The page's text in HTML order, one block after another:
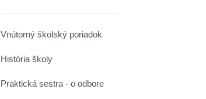
Vnútorný školský poriadok
História školy
Praktická sestra - o odbore